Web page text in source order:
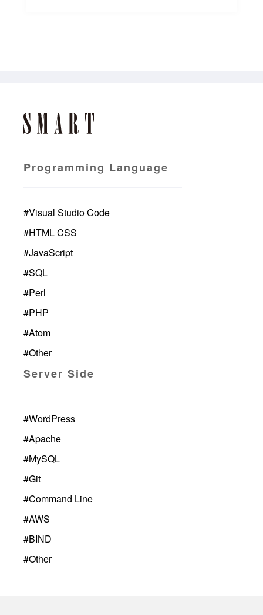
Programming Language
#Visual Studio Code
#HTML CSS
#JavaScript
#SQL
#Perl
#PHP
#Atom
#Other
Server Side
#WordPress
#Apache
#MySQL
#Git
#Command Line
#AWS
#BIND
#Other